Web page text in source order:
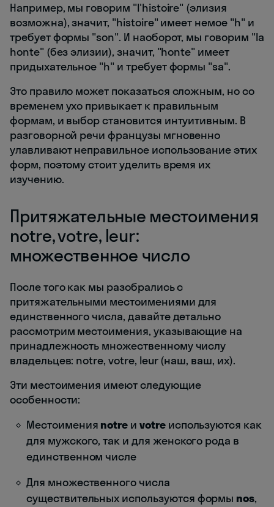
Например, мы говорим "l'histoire" (элизия
возможна), значит, "histoire" имеет немое "h" и
требует формы "son". И наоборот, мы говорим "la
honte" (без элизии), значит, "honte" имеет
придыхательное "h" и требует формы "sa".
Это правило может показаться сложным, но со
временем ухо привыкает к правильным
формам, и выбор становится интуитивным. В
разговорной речи французы мгновенно
улавливают неправильное использование этих
форм, поэтому стоит уделить время их
изучению.
Притяжательные местоимения
notre, votre, leur:
множественное число
После того как мы разобрались с
притяжательными местоимениями для
единственного числа, давайте детально
рассмотрим местоимения, указывающие на
принадлежность множественному числу
владельцев: notre, votre, leur (наш, ваш, их).
Эти местоимения имеют следующие
особенности:
Местоимения notre иvotreиспользуются как
для мужского, так и для женского рода в
единственном числе
Для множественного числа
существительных используются формы nos,